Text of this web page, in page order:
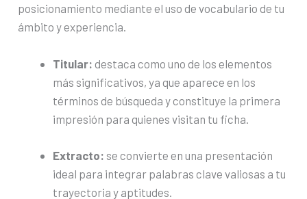
posicionamiento mediante el uso de vocabulario de tu
ámbito y experiencia.
Titular: destaca como uno de los elementos
más significativos, ya que aparece en los
términos de búsqueda y constituye la primera
impresión para quienes visitan tu ficha.
Extracto: se convierte en una presentación
ideal para integrar palabras clave valiosas a tu
trayectoria y aptitudes.